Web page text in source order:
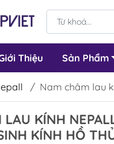
Thiệu Sản Phẩm
/ Nam châm lau
LAU KÍNH
KÍNH HỒ